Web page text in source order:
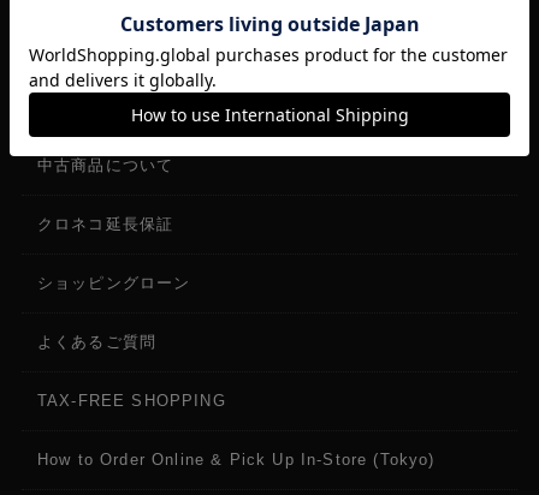
お買い物ガイド
WEBサイトの使い方
中古商品について
クロネコ延長保証
ショッピングローン
よくあるご質問
TAX-FREE SHOPPING
How to Order Online & Pick Up In-Store (Tokyo)